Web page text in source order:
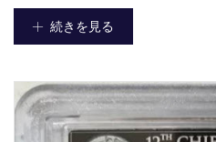
続きを見る